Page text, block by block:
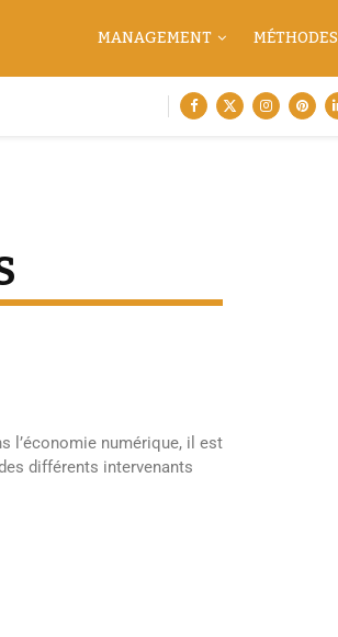
MANAGEMENT MÉTHODES
l’économie numérique, il est
différents intervenants